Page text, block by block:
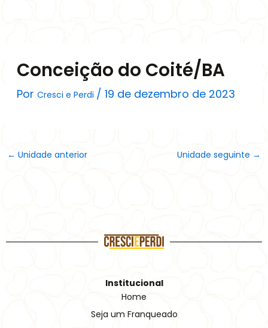
Conceição do Coité/BA
Por Cresci e Perdi / 19 de dezembro de 2023
← Unidade anterior Unidade seguinte →
Institucional
Home
Seja um Franqueado